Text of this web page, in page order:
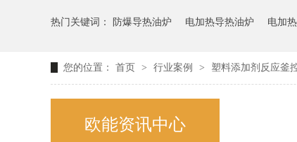
热门关键词： 防爆导热油炉 电加热导热油炉 电加
您的位置： 首页 > 行业案例 > 塑料添加剂反应釜
欧能资讯中心